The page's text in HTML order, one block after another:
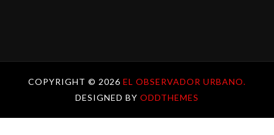
COPYRIGHT © 2026 EL OBSERVADOR URBANO.
DESIGNED BY ODDTHEMES